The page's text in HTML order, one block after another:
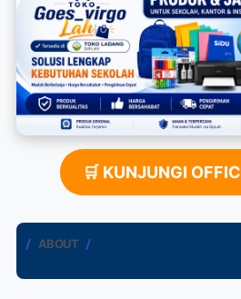
🛒 KUNJUNGI
ABOUT